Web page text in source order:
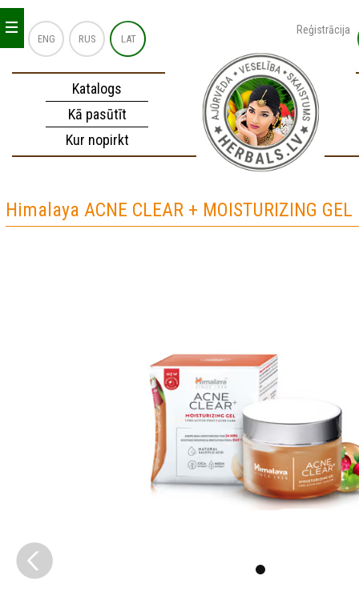
ENG RUS LAT
Reģistrācija
Katalogs
Kā pasūtīt
Kur nopirkt
_
_
_
Himalaya ACNE CLEAR + MOISTURIZING